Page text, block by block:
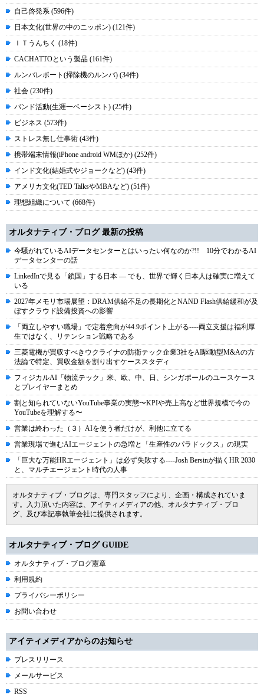
自己啓発系 (596件)
日本文化(世界の中のニッポン) (121件)
ＩＴうんちく (18件)
CACHATTOという製品 (161件)
ルンバレポート(掃除機のルンバ) (34件)
社会 (230件)
バンド活動(生涯一ベーシスト) (25件)
ビジネス (573件)
ストレス無し仕事術 (43件)
携帯端末情報(iPhone android WMほか) (252件)
インド文化(結婚式やジョークなど) (43件)
アメリカ文化(TED TalksやMBAなど) (51件)
理想組織について (668件)
オルタナティブ・ブログ 最新の投稿
今騒がれているAIデータセンターとはいったい何なのか?!! 10分でわかるAI
データセンターの話
LinkedInで見る「鎖国」する日本 ― でも、世界で輝く日本人は確実に増えて
いる
2027年メモリ市場展望：DRAM供給不足の長期化とNAND Flash供給緩和が及
ぼすクラウド設備投資への影響
「両立しやすい職場」で定着意向が44.9ポイント上がる----両立支援は福利厚
生ではなく、リテンション戦略である
三菱電機が買収すべきウクライナの防衛テック企業3社をAI駆動型M&Aの方
法論で特定、買収金額を割り出すケーススタディ
フィジカルAI「物流テック」米、欧、中、日、シンガポールのユースケース
とプレイヤーまとめ
割と知られていないYouTube事業の実態〜KPIや売上高など世界規模で今の
YouTubeを理解する〜
営業は終わった（３）AIを使う者だけが、利他に立てる
営業現場で進むAIエージェントの急増と「生産性のパラドックス」の現実
「巨大な万能HRエージェント」は必ず失敗する----Josh Bersinが描くHR 2030
と、マルチエージェント時代の人事
オルタナティブ・ブログは、専門スタッフにより、企画・構成されていま
す。入力頂いた内容は、アイティメディアの他、オルタナティブ・ブロ
グ、及び本記事執筆会社に提供されます。
オルタナティブ・ブログ GUIDE
オルタナティブ・ブログ憲章
利用規約
プライバシーポリシー
お問い合わせ
アイティメディアからのお知らせ
プレスリリース
メールサービス
RSS